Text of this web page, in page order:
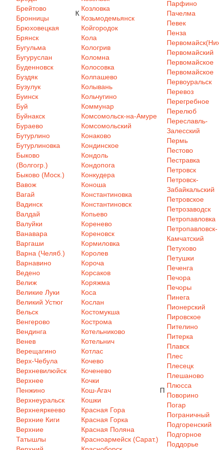
Брейтово
Бронницы
Брюховецкая
Брянск
Бугульма
Бугуруслан
Буденновск
Буздяк
Бузулук
Буинск
Буй
Буйнакск
Бураево
Бутурлино
Бутурлиновка
Быково
(Волгогр.)
Быково (Моск.)
Вавож
Вагай
Вадинск
Валдай
Валуйки
Ванавара
Варгаши
Варна (Челяб.)
Варнавино
Ведено
Велиж
Великие Луки
Великий Устюг
Вельск
Венгерово
Вендинга
Венев
Верещагино
Верх-Чебула
Верхневилюйск
Верхнее
Пенжино
Верхнеуральск
Верхнеяркеево
Верхние Киги
Верхние
Татышлы
К
Козловка
Козьмодемьянск
Койгородок
Кола
Кологрив
Коломна
Колосовка
Колпашево
Колывань
Кольчугино
Коммунар
Комсомольск-на-Амуре
Комсомольский
Конаково
Кондинское
Кондоль
Кондопога
Конкудера
Коноша
Константиновка
Константиновск
Копьево
Коренево
Кореновск
Кормиловка
Королев
Короча
Корсаков
Коряжма
Коса
Кослан
Костомукша
Кострома
Котельниково
Котельнич
Котлас
Кочево
Коченево
Кочки
Кош-Агач
Кошки
Красная Гора
Красная Горка
Красная Поляна
Красноармейск (Сарат.)
П
Парфино
Пачелма
Певек
Пенза
Первомайский
Первомайское
Первомайское
Первоуральск
Перевоз
Перегребное
Перелюб
Переславль-
Залесский
Пермь
Пестово
Пестравка
Петровск
Петровск-
Забайкальский
Петровское
Петрозаводск
Петропавловка
Петропавловск-
Камчатский
Петухово
Петушки
Печенга
Печора
Печоры
Пинега
Пионерский
Пировское
Пителино
Питерка
Плавск
Плес
Плесецк
Плешаново
Плюсса
Поворино
Погар
Пограничный
Подгоренский
Подгорное
Поддорье